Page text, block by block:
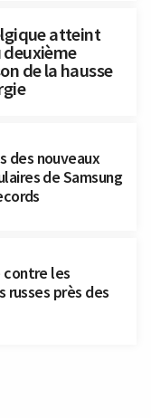
atteint
deuxième
de la hausse
des nouveaux
de Samsung
les
russes près des